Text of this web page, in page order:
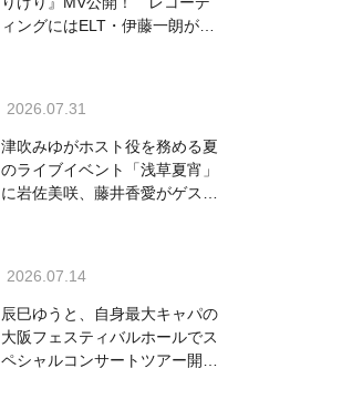
ィングにはELT・伊藤一朗がリ
2026.07.31
津吹みゆがホスト役を務める夏
のライブイベント「浅草夏宵」
に岩佐美咲、藤井香愛がゲスト
2026.07.14
辰巳ゆうと、自身最大キャパの
大阪フェスティバルホールでス
ペシャルコンサートツアー開